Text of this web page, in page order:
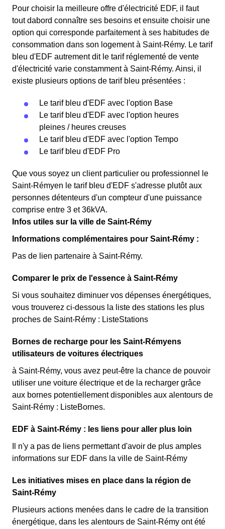
Pour choisir la meilleure offre d'électricité EDF, il faut
tout dabord connaître ses besoins et ensuite choisir une
option qui corresponde parfaitement à ses habitudes de
consommation dans son logement à Saint-Rémy. Le tarif
bleu d'EDF autrement dit le tarif réglementé de vente
d'électricité varie constamment à Saint-Rémy. Ainsi, il
existe plusieurs options de tarif bleu présentées :
Le tarif bleu d'EDF avec l'option Base
Le tarif bleu d'EDF avec l'option heures
pleines / heures creuses
Le tarif bleu d'EDF avec l'option Tempo
Le tarif bleu d'EDF Pro
Que vous soyez un client particulier ou professionnel le
Saint-Rémyen le tarif bleu d'EDF s'adresse plutôt aux
personnes détenteurs d'un compteur d'une puissance
comprise entre 3 et 36kVA.
Infos utiles sur la ville de Saint-Rémy
Informations complémentaires pour Saint-Rémy :
Pas de lien partenaire à Saint-Rémy.
Comparer le prix de l'essence à Saint-Rémy
Si vous souhaitez diminuer vos dépenses énergétiques,
vous trouverez ci-dessous la liste des stations les plus
proches de Saint-Rémy : ListeStations
Bornes de recharge pour les Saint-Rémyens
utilisateurs de voitures électriques
à Saint-Rémy, vous avez peut-être la chance de pouvoir
utiliser une voiture électrique et de la recharger grâce
aux bornes potentiellement disponibles aux alentours de
Saint-Rémy : ListeBornes.
EDF à Saint-Rémy : les liens pour aller plus loin
Il n'y a pas de liens permettant d'avoir de plus amples
informations sur EDF dans la ville de Saint-Rémy
Les initiatives mises en place dans la région de
Saint-Rémy
Plusieurs actions menées dans le cadre de la transition
énergétique, dans les alentours de Saint-Rémy ont été